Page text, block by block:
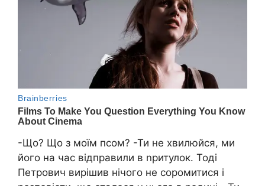
-Що? Що з моїм псом? -Ти не хвилюйся, ми
його на час відправили в nритулок. Тоді
Петрович вирішив нічого не соромитися і